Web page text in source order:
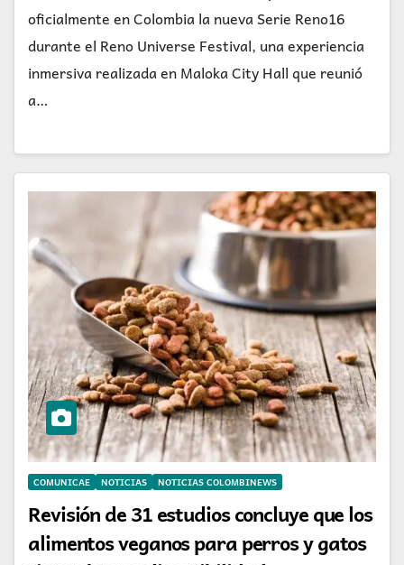
oficialmente en Colombia la nueva Serie Reno16
durante el Reno Universe Festival, una experiencia
inmersiva realizada en Maloka City Hall que reunió
a…
COMUNICAE NOTICIAS NOTICIAS COLOMBINEWS
Revisión de 31 estudios concluye que los
alimentos veganos para perros y gatos